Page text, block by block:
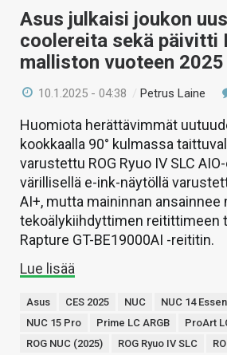
Asus julkaisi joukon
coolereita sekä päivitti
malliston vuoteen 2025
10.1.2025 - 04:38 /Petrus Laine
Huomiota herättävimmät
kookkaalla 90° kulmassa
varustettu ROG Ryuo IV SLC
värillisellä e-ink-näytöllä
AI+, mutta maininnan ansainnee
tekoälykiihdyttimen reitittimeen
Rapture GT-BE19000AI -reititin.
Lue lisää
Asus CES 2025 NUC NUC 14
NUC 15 Pro
Prime LC ARGB ProArt
ROG NUC (2025)
ROG Ryuo IV SLC